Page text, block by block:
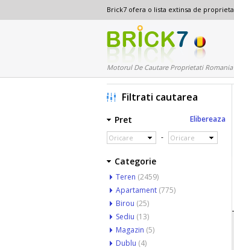
Brick7 ofera o lista extinsa de
Motorul De Cautare Proprietati Romania
Filtrati cautarea
Pret Elibereaza
Oricare - Oricare
Categorie
Teren (2459)
Apartament (775)
Birou (25)
Sediu (13)
Magazin (5)
Dublu (4)